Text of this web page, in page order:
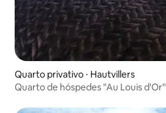
Quarto privativo ⋅ Hautvillers
Quarto de hóspedes "Au Louis d'Or"